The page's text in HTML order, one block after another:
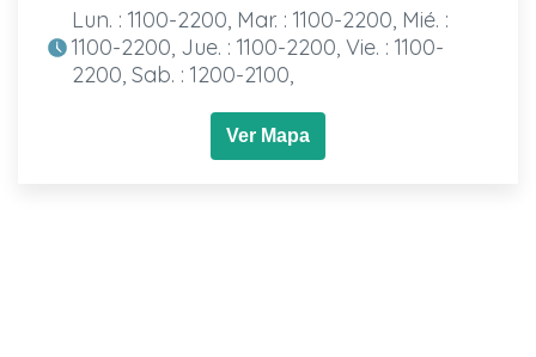
Lun. : 1100-2200, Mar. : 1100-2200, Mié. :
1100-2200, Jue. : 1100-2200, Vie. : 1100-
2200, Sab. : 1200-2100,
Ver Mapa